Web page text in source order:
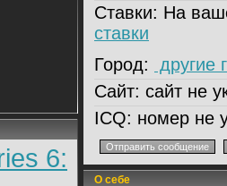
6:
Ставки: На
ставки
Город:
другие
Сайт: сайт не
ICQ: номер не
О себе